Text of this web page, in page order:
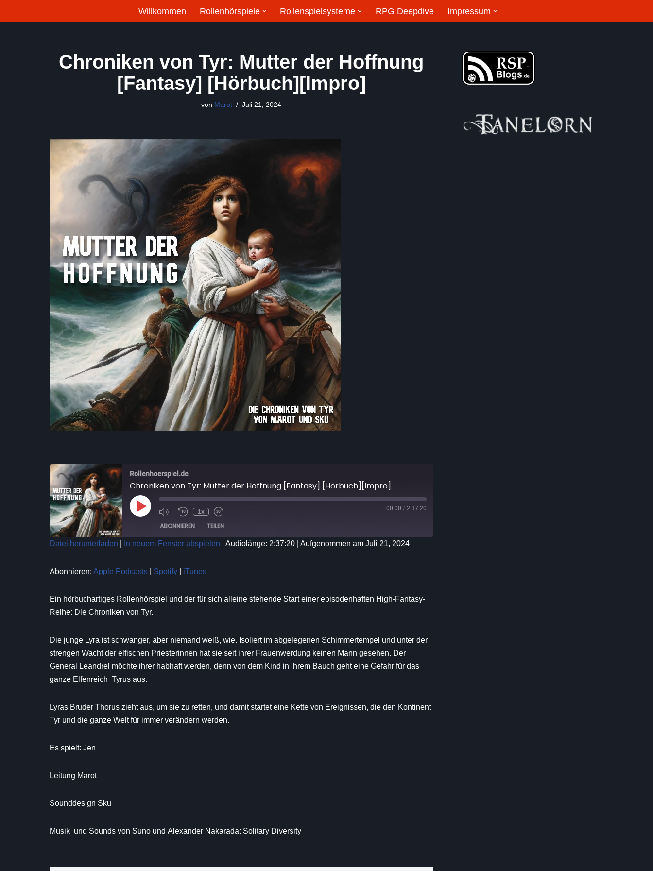
Willkommen Rollenhörspiele Rollenspielsysteme RPG Deepdive Impressum
Chroniken von Tyr: Mutter der Hoffnung
[Fantasy] [Hörbuch][Impro]
von Marot Juli 21, 2024
Rollenhoerspiel.de
Chroniken von Tyr: Mutter der Hoffnung [Fantasy] [Hörbuch][Impro]
1x 00:00 / 2:37:20
ABONNIEREN TEILEN
RSS FEED
LINK
EMBED
Datei herunterladen In neuem Fenster abspielen Audiolänge: 2:37:20 Aufgenommen am Juli 21, 2024
Abonnieren: Apple Podcasts Spotify iTunes
Ein hörbuchartiges Rollenhörspiel und der für sich alleine stehende Start einer episodenhaften High-Fantasy-
Reihe: Die Chroniken von Tyr.
Die junge Lyra ist schwanger, aber niemand weiß, wie. Isoliert im abgelegenen Schimmertempel und unter der
strengen Wacht der elfischen Priesterinnen hat sie seit ihrer Frauenwerdung keinen Mann gesehen. Der
General Leandrel möchte ihrer habhaft werden, denn von dem Kind in ihrem Bauch geht eine Gefahr für das
ganze Elfenreich Tyrus aus.
Lyras Bruder Thorus zieht aus, um sie zu retten, und damit startet eine Kette von Ereignissen, die den Kontinent
Tyr und die ganze Welt für immer verändern werden.
Es spielt: Jen
Leitung Marot
Sounddesign Sku
Musik und Sounds von Suno und Alexander Nakarada: Solitary Diversity